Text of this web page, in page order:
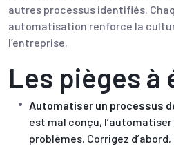
autres processus identifiés.
automatisation renforce la
l’entreprise.
Les pièges à
Automatiser un processus
est mal conçu,
problèmes. Corrigez